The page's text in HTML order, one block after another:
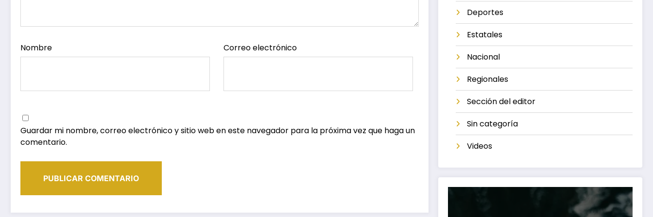
Nombre Correo electrónico
Guardar mi nombre, correo electrónico y sitio web en este navegador para la próxima vez que haga un
comentario.
Deportes
Estatales
Nacional
Regionales
Sección del editor
Sin categoría
Videos